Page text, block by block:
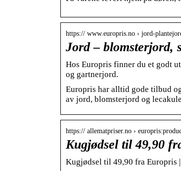
https:// www.europris.no › jord-
Jord – blomsterjord,
Hos Europris finner du et godt
og gartnerjord.
Europris har alltid gode tilbud
av jord, blomsterjord og
https:// allematpriser.no ›
Kugjødsel til 49,90
Kugjødsel til 49,90 fra Europris